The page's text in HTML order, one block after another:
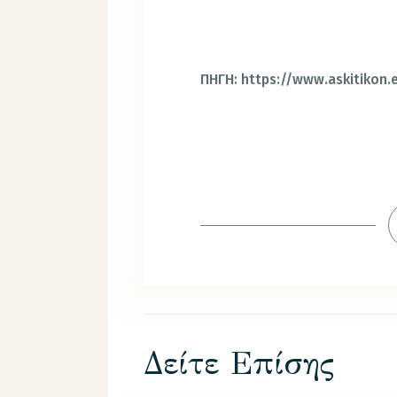
ΠΗΓΗ: https://
Δείτε Επίσης